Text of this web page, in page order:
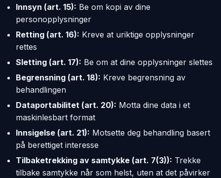
Innsyn (art. 15): Be om kopi av dine
personopplysninger
Retting (art. 16): Kreve at uriktige opplysninger
rettes
Sletting (art. 17): Be om at dine opplysninger slettes
Begrensning (art. 18): Kreve begrensning av
behandlingen
Dataportabilitet (art. 20): Motta dine data i et
maskinlesbart format
Innsigelse (art. 21): Motsette deg behandling basert
på berettiget interesse
Tilbaketrekking av samtykke (art. 7(3)): Trekke
tilbake samtykke når som helst, uten at det påvirker